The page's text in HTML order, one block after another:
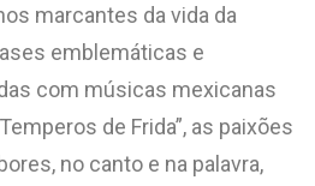
marcantes da vida da
emblemáticas e
com músicas mexicanas
de Frida”, as paixões
no canto e na palavra,